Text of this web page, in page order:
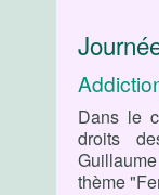
Dans le
droits
thème